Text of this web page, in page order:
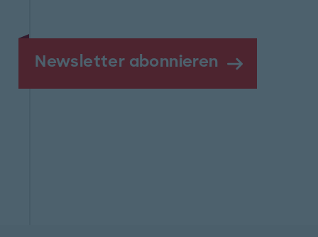
Newsletter abonnieren